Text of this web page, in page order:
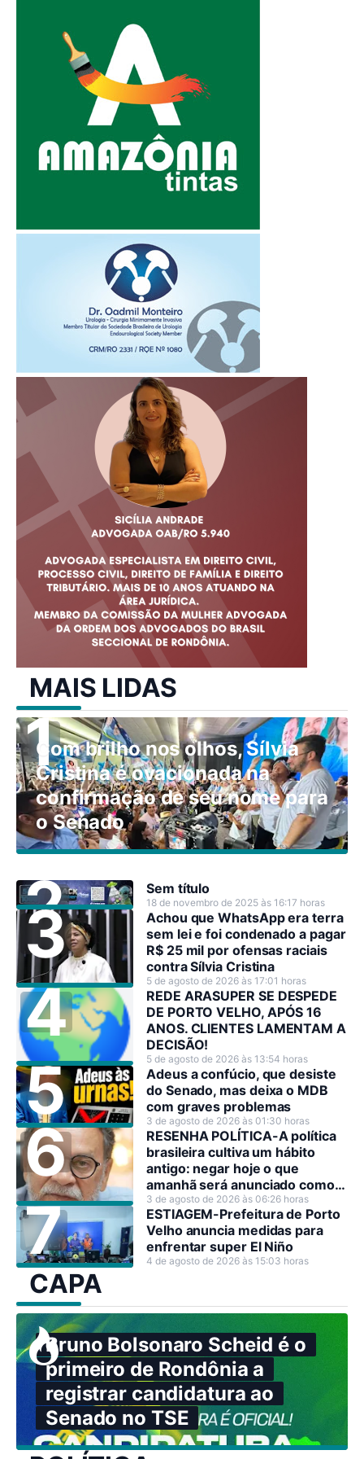
MAIS LIDAS
Com brilho nos olhos, Sílvia
Cristina é ovacionada na
confirmação de seu nome para
o Senado
Sem título
18 de novembro de 2025 às 16:17 horas
Achou que WhatsApp era terra
sem lei e foi condenado a pagar
R$ 25 mil por ofensas raciais
contra Sílvia Cristina
5 de agosto de 2026 às 17:01 horas
REDE ARASUPER SE DESPEDE
DE PORTO VELHO, APÓS 16
ANOS. CLIENTES LAMENTAM A
DECISÃO!
5 de agosto de 2026 às 13:54 horas
Adeus a confúcio, que desiste
do Senado, mas deixa o MDB
com graves problemas
3 de agosto de 2026 às 01:30 horas
RESENHA POLÍTICA-A política
brasileira cultiva um hábito
antigo: negar hoje o que
amanhã será anunciado como
decisão estratégica.
3 de agosto de 2026 às 06:26 horas
ESTIAGEM-Prefeitura de Porto
Velho anuncia medidas para
enfrentar super El Niño
4 de agosto de 2026 às 15:03 horas
CAPA
Bruno Bolsonaro Scheid é o
primeiro de Rondônia a
registrar candidatura ao
Senado no TSE